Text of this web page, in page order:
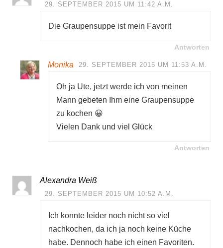
29. SEPTEMBER 2015 UM 11:42 A.M.
Die Graupensuppe ist mein Favorit
Antworten
Monika 29. SEPTEMBER 2015 UM 11:53 A.M.
Oh ja Ute, jetzt werde ich von meinen
Mann gebeten Ihm eine Graupensuppe
zu kochen 😀
Vielen Dank und viel Glück
Antworten
Alexandra Weiß
29. SEPTEMBER 2015 UM 10:52 A.M.
Ich konnte leider noch nicht so viel
nachkochen, da ich ja noch keine Küche
habe. Dennoch habe ich einen Favoriten.